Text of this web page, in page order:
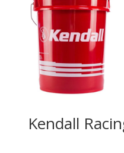
muunnelma.
Voit
tehdä
valinnat
tuotteen
sivulla.
Kendall